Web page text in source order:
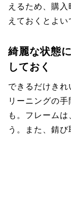
えるため、購
えておくとよい
綺麗な状態に
しておく
できるだけき
リーニングの
も。フレーム
う。また、錆び